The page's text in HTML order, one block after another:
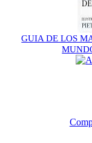
GUIA DE LOS